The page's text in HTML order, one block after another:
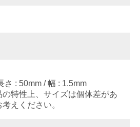
さ : 50mm / 幅 : 1.5mm
特性上、サイズは個体差があ
えください。